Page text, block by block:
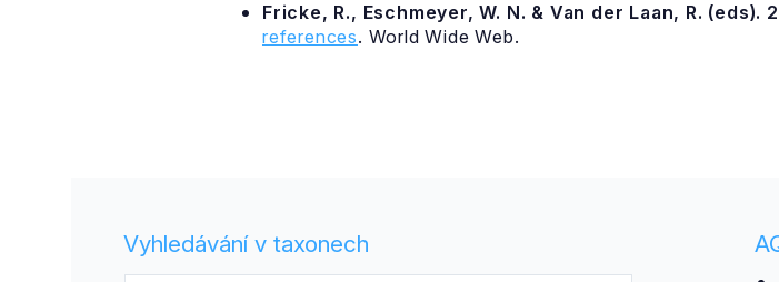
Fricke, R., Eschmeyer, W. N. & Van der Laan, R. (eds).
references. World Wide Web.
Vyhledávání v taxonech